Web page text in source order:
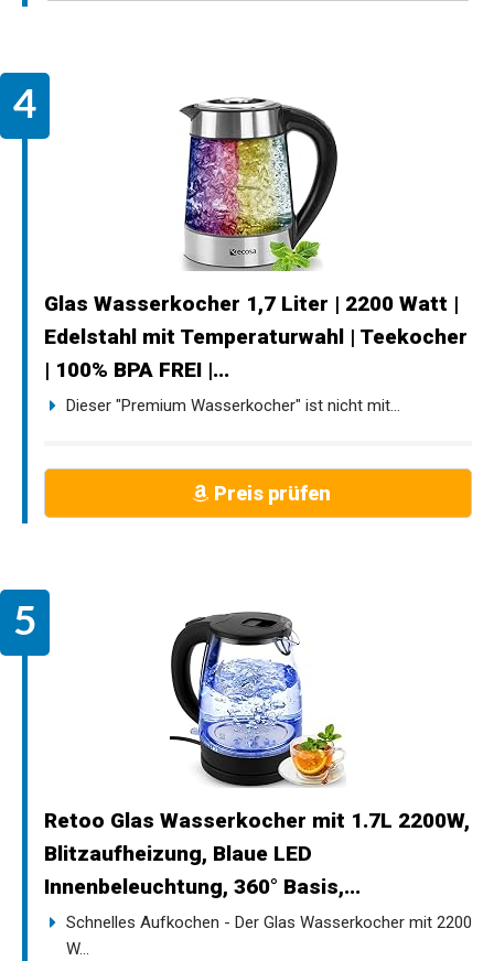
Glas Wasserkocher 1,7 Liter | 2200 Watt |
Edelstahl mit Temperaturwahl | Teekocher
| 100% BPA FREI |...
Dieser "Premium Wasserkocher" ist nicht mit...
Preis prüfen
Retoo Glas Wasserkocher mit 1.7L 2200W,
Blitzaufheizung, Blaue LED
Innenbeleuchtung, 360° Basis,...
Schnelles Aufkochen - Der Glas Wasserkocher mit 2200
W...